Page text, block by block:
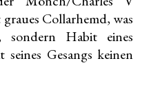
Collarhemd, was
sondern Habit eines
Gesangs keinen